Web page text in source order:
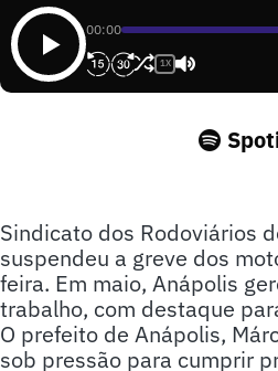
00:00
1X
Sindicato dos Rodoviários
suspendeu a greve dos
feira. Em maio, Anápolis
trabalho, com destaque
O prefeito de Anápolis,
sob pressão para cumprir